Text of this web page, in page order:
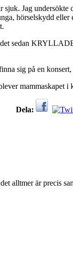
Jag
hörselskydd
sedan
sig på en
Dela:
alltmer är precis